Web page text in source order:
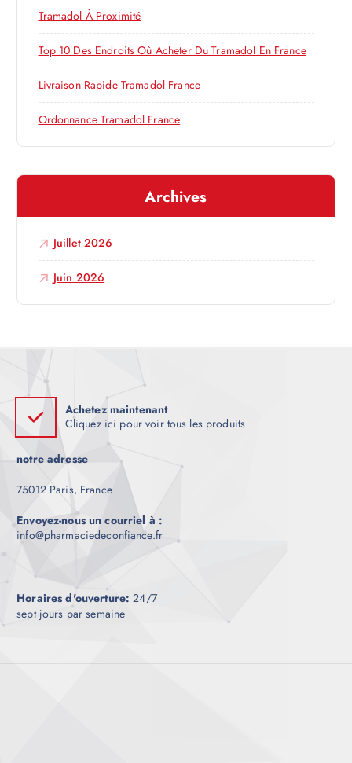
r
t
i
r
:
Tramadol À Proximité
Top 10 Des Endroits Où Acheter Du Tramadol En France
Livraison Rapide Tramadol France
Ordonnance Tramadol France
Archives
Juillet 2026
Juin 2026
Achetez maintenant
Cliquez ici pour voir tous les produits
notre adresse
75012 Paris, France
Envoyez-nous un courriel à :
info@pharmaciedeconfiance.fr
Horaires d'ouverture: 24/7
sept jours par semaine